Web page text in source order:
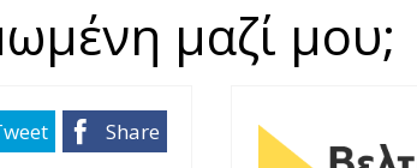
μαζί μου;
Share